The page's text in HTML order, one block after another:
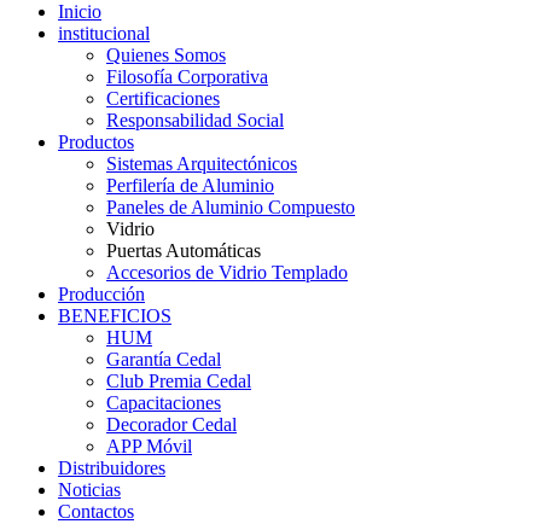
Inicio
institucional
Quienes Somos
Filosofía Corporativa
Certificaciones
Responsabilidad Social
Productos
Sistemas Arquitectónicos
Perfilería de Aluminio
Paneles de Aluminio Compuesto
Vidrio
Puertas Automáticas
Accesorios de Vidrio Templado
Producción
BENEFICIOS
HUM
Garantía Cedal
Club Premia Cedal
Capacitaciones
Decorador Cedal
APP Móvil
Distribuidores
Noticias
Contactos